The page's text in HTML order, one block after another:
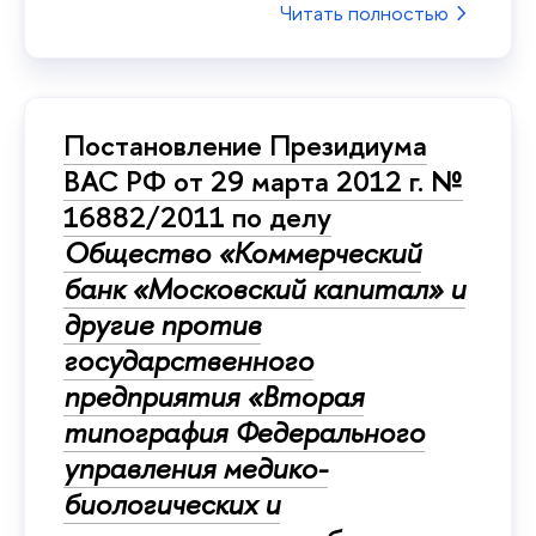
Читать полностью
Постановление Президиума
ВАС РФ от 29 марта 2012 г. №
16882/2011 по делу
Общество «Коммерческий
банк «Московский капитал» и
другие против
государственного
предприятия «Вторая
типография Федерального
управления медико-
биологических и